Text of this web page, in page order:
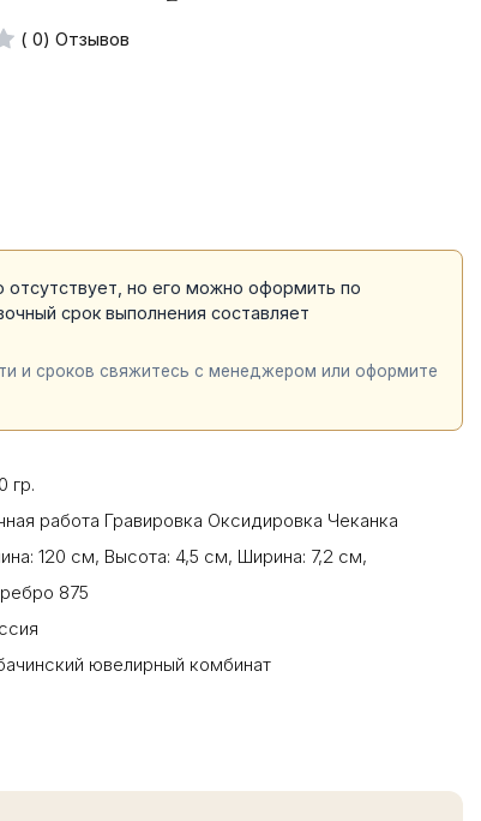
( 0) Отзывов
но его можно оформить по
срок выполнения составляет
и сроков свяжитесь с менеджером или оформите
гр.
работа Гравировка Оксидировка Чеканка
120 см, Высота: 4,5 см, Ширина: 7,2 см,
875
ювелирный комбинат